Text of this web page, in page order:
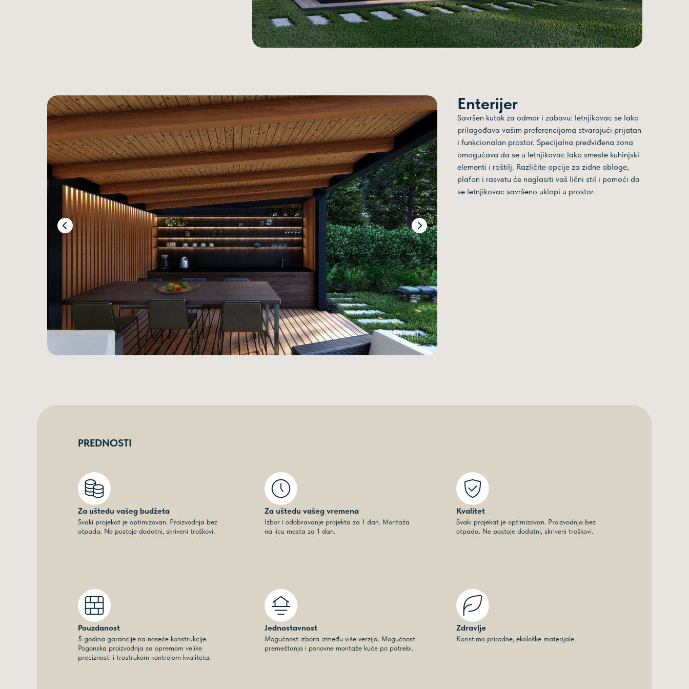
Enterijer
Savršen kutak za odmor i zabavu: letnjikovac se lako
prilagođava vašim preferencijama stvarajući prijatan
i funkcionalan prostor. Specijalna predviđena zona
omogućava da se u letnjikovac lako smeste kuhinjski
elementi i roštilj. Različite opcije za zidne obloge,
plafon i rasvetu će naglasiti vaš lični stil i pomoći da
se letnjikovac savršeno uklopi u prostor.
Za uštedu vašeg vremena
Izbor i odobravanje projekta za 1 dan. Montaža
na licu mesta za 1 dan.
Za uštedu vašeg budžeta
Svaki projekat je optimizovan. Proizvodnja bez
otpada. Ne postoje dodatni, skriveni troškovi.
Kvalitet
Svaki projekat je optimizovan. Proizvodnja bez
otpada. Ne postoje dodatni, skriveni troškovi.
Pouzdanost
5 godina garancije na noseće konstrukcije.
Pogonska proizvodnja sa opremom velike
preciznosti i trostrukom kontrolom kvaliteta.
Zdravlje
Koristimo prirodne, ekološke materijale.
Jednostavnost
Mogućnost izbora između više verzija. Mogućnost
premeštanja i ponovne montaže kuće po potrebi.
PREDNOSTI